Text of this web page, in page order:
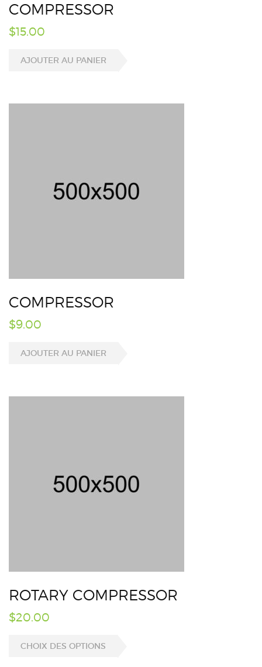
COMPRESSOR
$15.00
AJOUTER AU PANIER
COMPRESSOR
$9.00
AJOUTER AU PANIER
ROTARY COMPRESSOR
$20.00
CHOIX DES OPTIONS